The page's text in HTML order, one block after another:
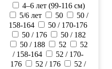
4–6 лет (99-116 см)
5/6 лет
50
50 /
158-164
50 / 170-176
50 / 176
50 / 182
50 / 188
52
52
/ 158-164
52 / 170-
176
52 / 176
52 /